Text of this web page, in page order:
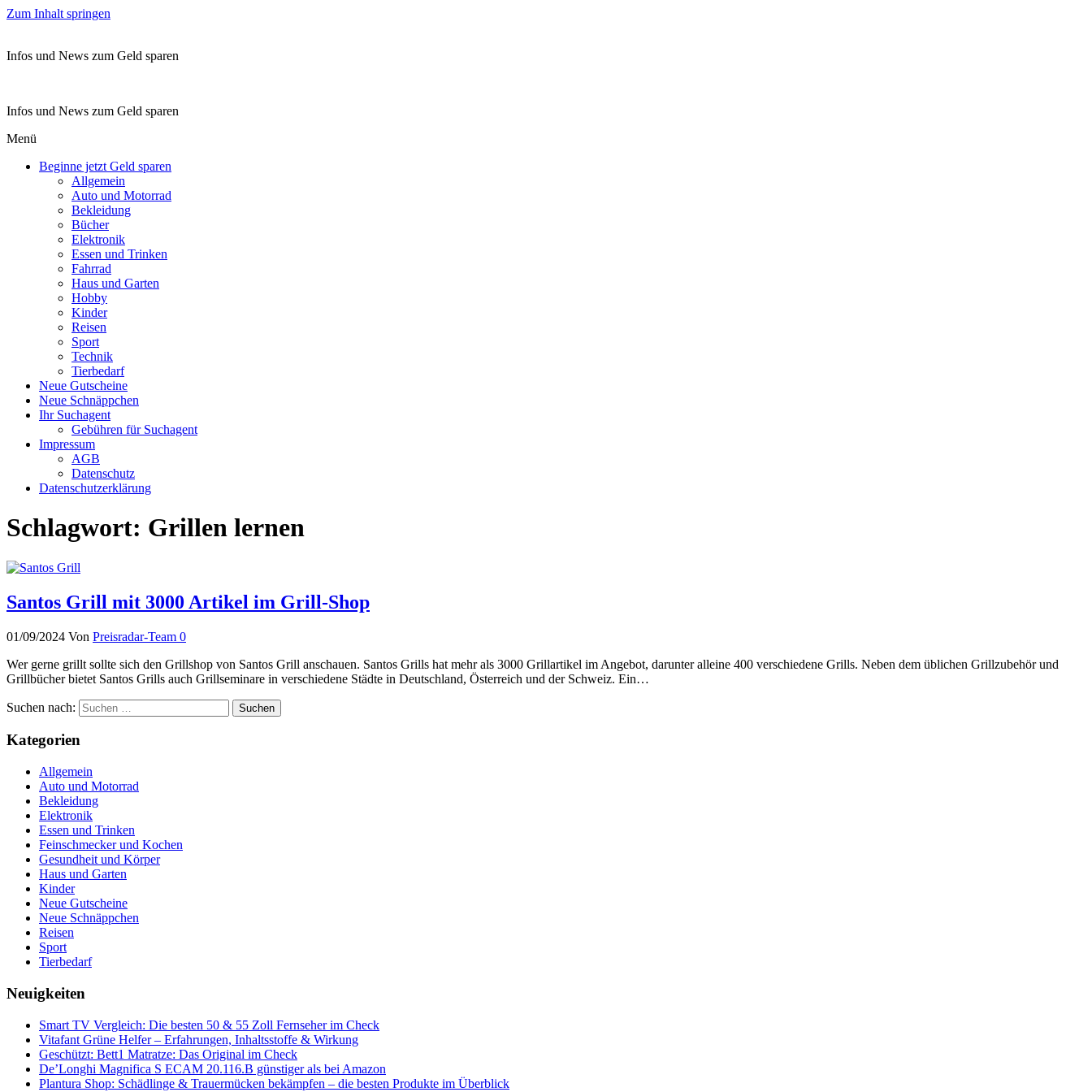
Zum Inhalt springen
Infos und News zum Geld sparen
Infos und News zum Geld sparen
Menü
Beginne jetzt Geld sparen
Allgemein
Auto und Motorrad
Bekleidung
Bücher
Elektronik
Essen und Trinken
Fahrrad
Haus und Garten
Hobby
Kinder
Reisen
Sport
Technik
Tierbedarf
Neue Gutscheine
Neue Schnäppchen
Ihr Suchagent
Gebühren für Suchagent
Impressum
AGB
Datenschutz
Datenschutzerklärung
Schlagwort: Grillen lernen
Santos Grill mit 3000 Artikel im Grill-Shop
01/09/2024 Von Preisradar-Team 0
Wer gerne grillt sollte sich den Grillshop von Santos Grill anschauen. Santos Grills hat mehr als 3000 Grillartikel im Angebot, darunter alleine 400 verschiedene Grills. Neben dem üblichen Grillzubehör und
Grillbücher bietet Santos Grills auch Grillseminare in verschiedene Städte in Deutschland, Österreich und der Schweiz. Ein…
Suchen nach:
Kategorien
Allgemein
Auto und Motorrad
Bekleidung
Elektronik
Essen und Trinken
Feinschmecker und Kochen
Gesundheit und Körper
Haus und Garten
Kinder
Neue Gutscheine
Neue Schnäppchen
Reisen
Sport
Tierbedarf
Neuigkeiten
Smart TV Vergleich: Die besten 50 & 55 Zoll Fernseher im Check
Vitafant Grüne Helfer – Erfahrungen, Inhaltsstoffe & Wirkung
Geschützt: Bett1 Matratze: Das Original im Check
De’Longhi Magnifica S ECAM 20.116.B günstiger als bei Amazon
Plantura Shop: Schädlinge & Trauermücken bekämpfen – die besten Produkte im Überblick